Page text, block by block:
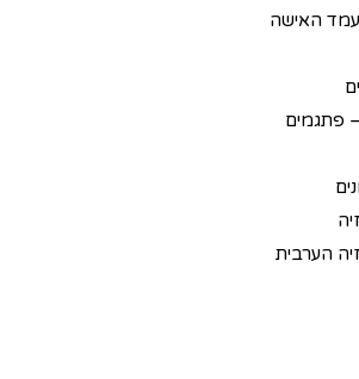
האישה
פתגמים
הערבית